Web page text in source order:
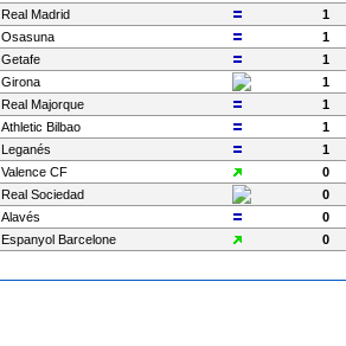
Real Madrid 1
Osasuna 1
Getafe 1
Girona 1
Real Majorque 1
Athletic Bilbao 1
Leganés 1
Valence CF 0
Real Sociedad 0
Alavés 0
Espanyol Barcelone 0